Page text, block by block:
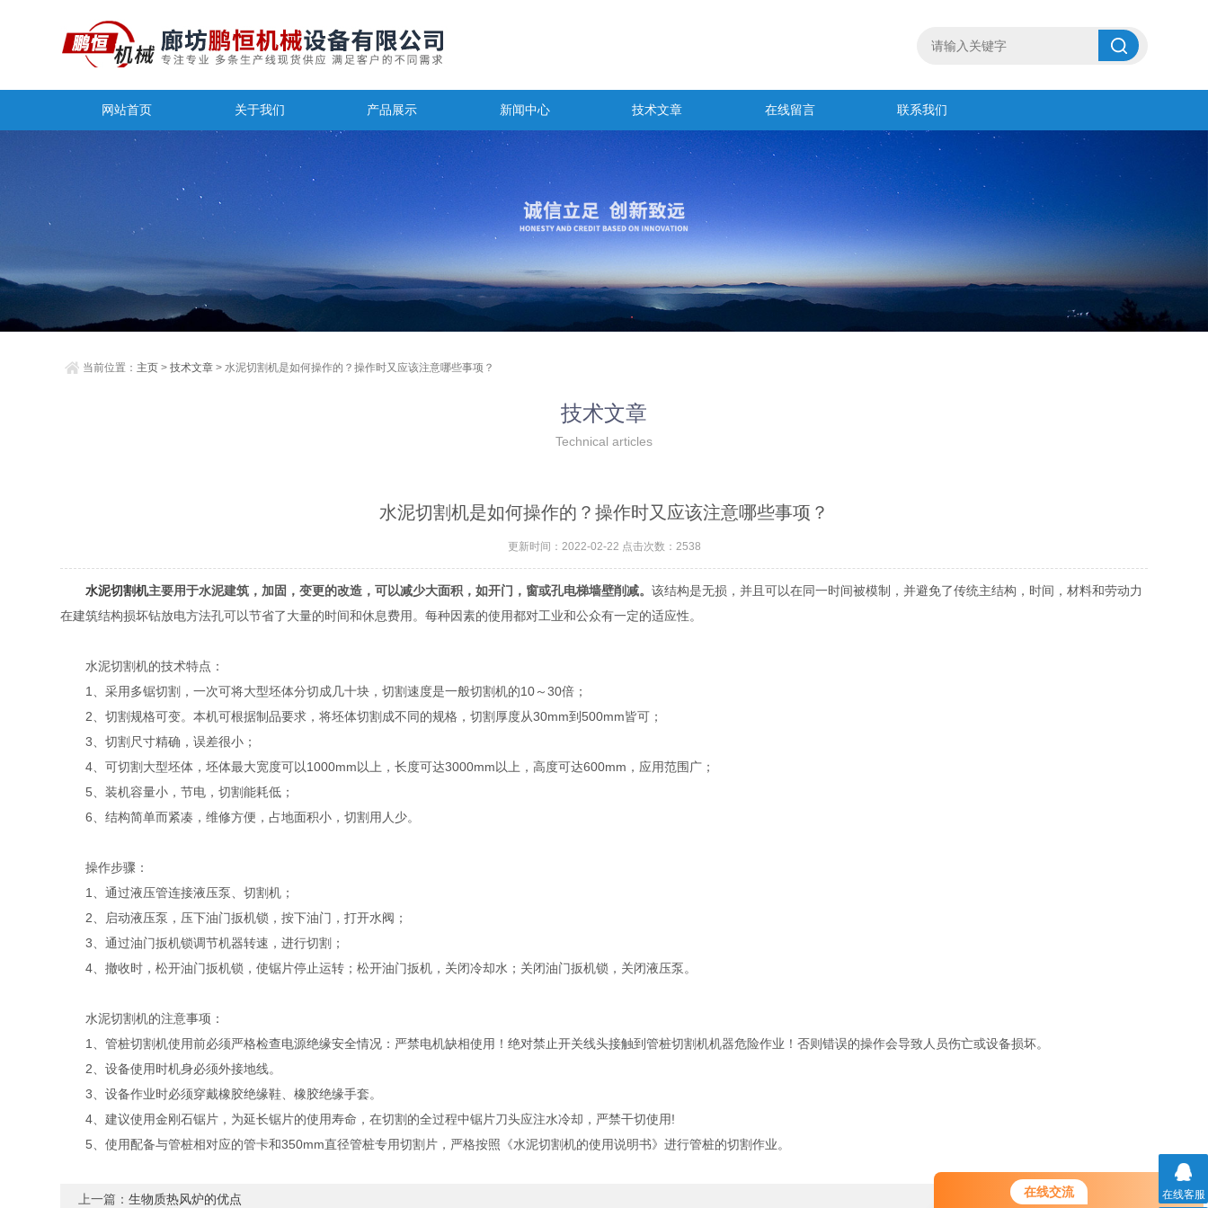
在线交流
网站首页 关于我们 产品展示 新闻中心 技术文章 在线留言 联系我们
当前位置： 主页 >技术文章 > 水泥切割机是如何操作的？操作时又应该注意哪些事项？
技术文章
Technical articles
水泥切割机是如何操作的？操作时又应该注意哪些事项？
更新时间：2022-02-22 点击次数：2538
水泥切割机主要用于水泥建筑，加固，变更的改造，可以减少大面积，如开门，窗或孔电梯墙壁削减。该结构是无损，并且可以在同一时间被模制，并避免了传统主结构，时间，材料和劳动力
在建筑结构损坏钻放电方法孔可以节省了大量的时间和休息费用。每种因素的使用都对工业和公众有一定的适应性。
水泥切割机的技术特点：
1、采用多锯切割，一次可将大型坯体分切成几十块，切割速度是一般切割机的10～30倍；
2、切割规格可变。本机可根据制品要求，将坯体切割成不同的规格，切割厚度从30mm到500mm皆可；
3、切割尺寸精确，误差很小；
4、可切割大型坯体，坯体最大宽度可以1000mm以上，长度可达3000mm以上，高度可达600mm，应用范围广；
5、装机容量小，节电，切割能耗低；
6、结构简单而紧凑，维修方便，占地面积小，切割用人少。
操作步骤：
1、通过液压管连接液压泵、切割机；
2、启动液压泵，压下油门扳机锁，按下油门，打开水阀；
3、通过油门扳机锁调节机器转速，进行切割；
4、撤收时，松开油门扳机锁，使锯片停止运转；松开油门扳机，关闭冷却水；关闭油门扳机锁，关闭液压泵。
水泥切割机的注意事项：
1、管桩切割机使用前必须严格检查电源绝缘安全情况：严禁电机缺相使用！绝对禁止开关线头接触到管桩切割机机器危险作业！否则错误的操作会导致人员伤亡或设备损坏。
2、设备使用时机身必须外接地线。
3、设备作业时必须穿戴橡胶绝缘鞋、橡胶绝缘手套。
4、建议使用金刚石锯片，为延长锯片的使用寿命，在切割的全过程中锯片刀头应注水冷却，严禁干切使用!
5、使用配备与管桩相对应的管卡和350mm直径管桩专用切割片，严格按照《水泥切割机的使用说明书》进行管桩的切割作业。
上一篇：生物质热风炉的优点 在线客服